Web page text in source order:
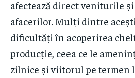
afectează direct veniturile
afacerilor. Mulți dintre
dificultăți în acoperirea
producție, ceea ce le
zilnice și viitorul pe termen